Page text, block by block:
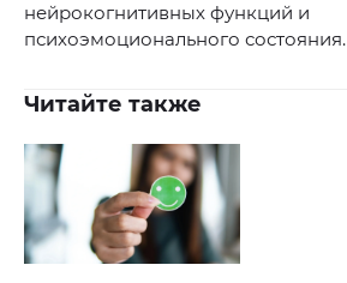
нейрокогнитивных функций и
психоэмоционального состояния.
Читайте также